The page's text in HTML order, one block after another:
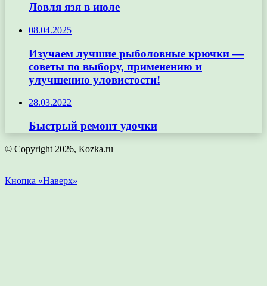
Ловля язя в июле
08.04.2025
Изучаем лучшие рыболовные крючки —
советы по выбору, применению и
улучшению уловистости!
28.03.2022
Быстрый ремонт удочки
© Copyright 2026, Кozka.ru
Кнопка «Наверх»